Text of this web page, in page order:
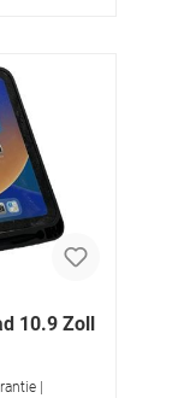
10.9 Zoll
|